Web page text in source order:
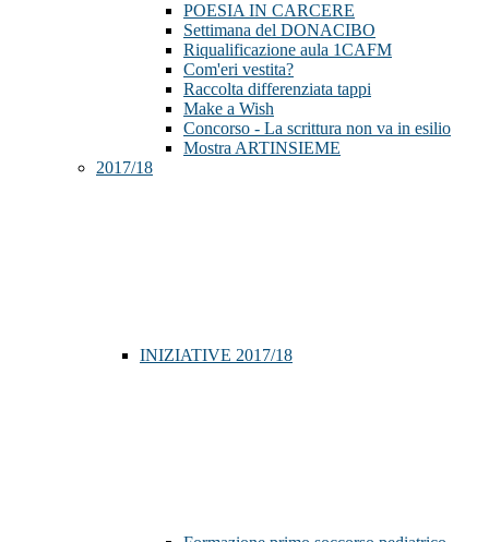
POESIA IN CARCERE
Settimana del DONACIBO
Riqualificazione aula 1CAFM
Com'eri vestita?
Raccolta differenziata tappi
Make a Wish
Concorso - La scrittura non va in esilio
Mostra ARTINSIEME
2017/18
INIZIATIVE 2017/18